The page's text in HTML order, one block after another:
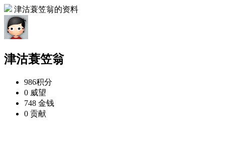
津沽蓑笠翁的资料
津沽蓑笠翁
986积分
0 威望
748 金钱
0 贡献